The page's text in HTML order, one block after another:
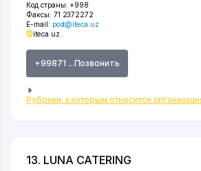
Код страны: +998
Факсы: 71 2372272
E-mail: post@iteca.uz
iteca.uz
+99871 ...Позвонить
Рубрики, к которым относится
13. LUNA CATERING